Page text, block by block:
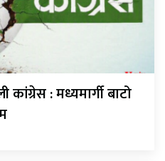
: मध्यमार्गी बाटो